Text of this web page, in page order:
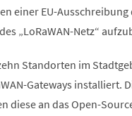
einer EU-
„LoRaWAN-Netz“
Standorten im
Gateways installiert.
diese an das Open-